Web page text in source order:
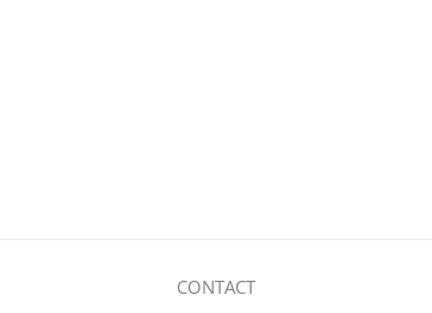
CONTACT